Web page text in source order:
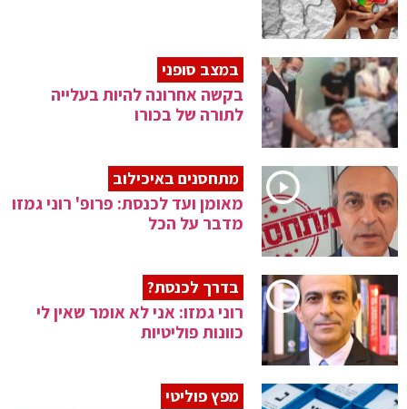
במצב סופני
בקשה אחרונה להיות בעלייה
לתורה של בכורו
מתחסנים באיכילוב
מאומן ועד לכנסת: פרופ' רוני גמזו
מדבר על הכל
בדרך לכנסת?
רוני גמזו: אני לא אומר שאין לי
כוונות פוליטיות
מפץ פוליטי